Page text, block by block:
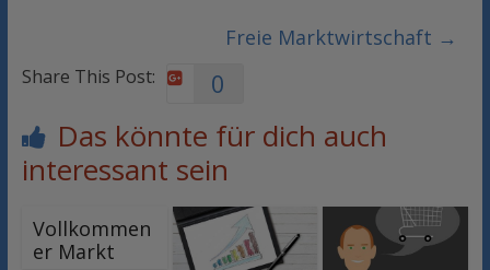
Freie Marktwirtschaft →
Share This Post: 0
Das könnte für dich auch
interessant sein
Vollkommen
er Markt